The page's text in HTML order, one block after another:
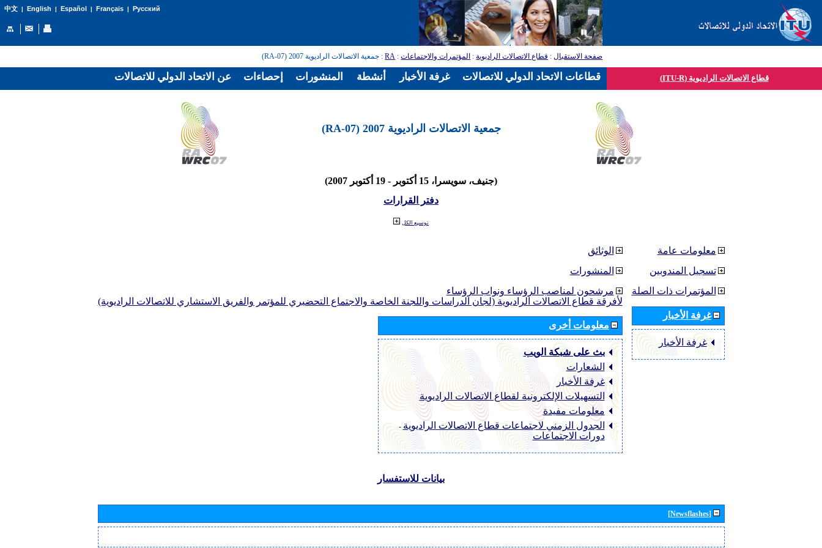
中文| English | Español | Français| Русский
صفحة الاستقبال: قطاع الاتصالات الراديوية: المؤتمرات والاجتماعات:
RA: جمعية الاتصالات الراديوية 2007 (RA-07)
قطاع الاتصالات الراديوية (ITU-R)
جمعية الاتصالات الراديوية 2007 (RA-07)
(جنيف، سويسرا، 15 أكتوبر - 19 أكتوبر 2007)
دفتر القرارات
توسيع الكل
الوثائق
المنشورات
مرشحون لمناصب الرؤساء ونواب الرؤساء
لأفرقة قطاع الاتصالات الراديوية (لجان الدراسات واللجنة الخاصة والاجتماع التحضيري للمؤتمر والفريق الاستشاري للاتصالات الراديوية)
معلومات أخرى
بث على شبكة الويب
الشعارات
غرفة الأخبار
التسهيلات الإلكترونية لقطاع الاتصالات الراديوية
معلومات مفيدة
الجدول الزمني لاجتماعات قطاع الاتصالات الراديوية -
دورات الاجتماعات
معلومات عامة
تسجيل المندوبين
المؤتمرات ذات الصلة
غرفة الأخبار
غرفة الأخبار
بيانات للاستفسار
[Newsflashes]
عن الاتحاد الدولي للاتصالات إحصاءات المنشورات أنشطة غرفة الأخبار قطاعات الاتحاد الدولي للاتصالات